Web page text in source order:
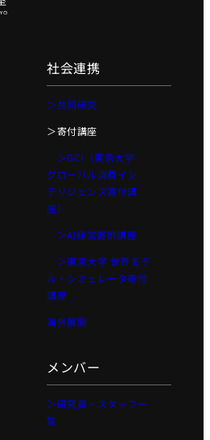
社会連携
＞共同研究
＞寄付講座
＞GCI（東京大学
グローバル消費イン
テリジェンス寄付講
座）
＞AI経営寄附講座
＞東京大学 世界モデ
ル・シミュレータ寄付
講座
海外展開
メンバー
＞研究員・スタッフ一
覧